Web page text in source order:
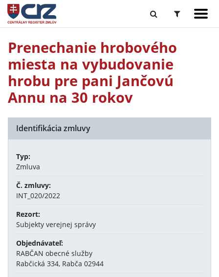
Prenechanie hrobového
miesta na vybudovanie
hrobu pre pani Jančovú
Annu na 30 rokov
Identifikácia zmluvy
Typ:
Zmluva
Č. zmluvy:
INT_020/2022
Rezort:
Subjekty verejnej správy
Objednávateľ:
RABČAN obecné služby
Rabčická 334, Rabča 02944